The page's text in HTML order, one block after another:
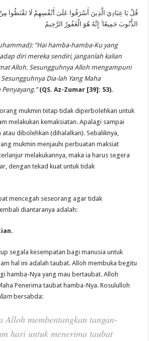
قُلْ يَا عِبَادِيَ الَّذِينَ أَسْرَفُوا عَلَىٰ أَنْفُسِهِمْ لَا تَقْنَطُوا مِنْ
الذُّنُوبَ جَمِيعًا ۚ إِنَّهُ هُوَ الْغَفُورُ الرَّحِيمُ
“Hai hamba-hamba-Ku yang
diri mereka sendiri, janganlah kalian
Alloh. Sesungguhnya Alloh mengampuni
Dia-lah Yang Maha
(QS. Az-Zumar [39]: 53).
mukmin tetap tidak diperbolehkan untuk
melakukan kemaksiatan. Apalagi sampai
dibolehkan (dihalalkan). Sebaliknya,
mukmin menjauhi perbuatan maksiat
melakukannya, maka ia harus segera
dengan tekad kuat untuk tidak
mencegah seseorang agar tidak
diantaranya adalah:
segala kesempatan bagi manusia untuk
hal ini adalah taubat. Alloh membuka begitu
hamba-Nya yang mau bertaubat. Alloh
Penerima taubat hamba-Nya. Rosululloh
bersabda:
Alloh membentangkan tangan-
hari untuk menerima taubat